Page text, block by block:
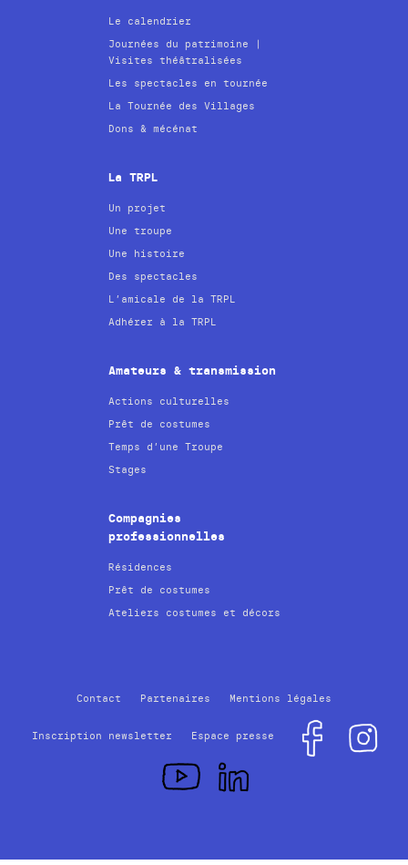
Le calendrier
Journées du patrimoine |
Visites théâtralisées
Les spectacles en tournée
La Tournée des Villages
Dons & mécénat
La TRPL
Un projet
Une troupe
Une histoire
Des spectacles
L’amicale de la TRPL
Adhérer à la TRPL
Amateurs & transmission
Actions culturelles
Prêt de costumes
Temps d’une Troupe
Stages
Compagnies
professionnelles
Résidences
Prêt de costumes
Ateliers costumes et décors
Contact Partenaires Mentions légales
Inscription newsletter Espace presse